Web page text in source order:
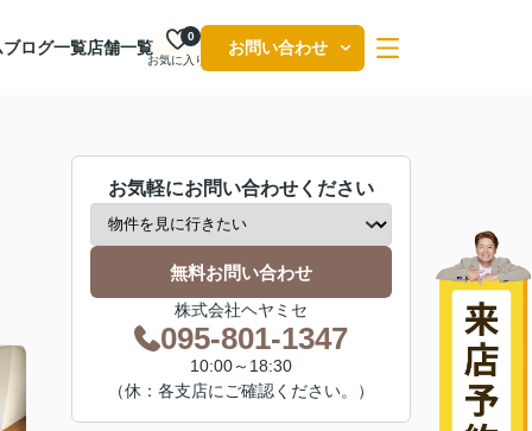
ブログ一覧店舗一覧
お気に入り
0
お問い合わせ
お気軽にお問い合わせください
無料お問い合わせ
株式会社ヘヤミセ
095-801-1347
10:00～18:30
（休：各支店にご確認ください。）